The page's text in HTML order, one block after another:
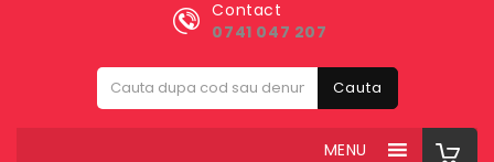
Contact
0741 047 207
Cauta
MENU